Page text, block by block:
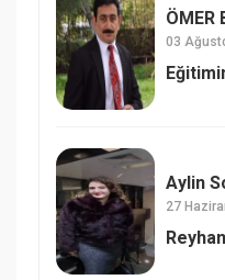
ÖMER
03
Aylin
27